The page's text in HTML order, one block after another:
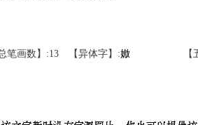
笔画数】:13 【异体字】:㜜